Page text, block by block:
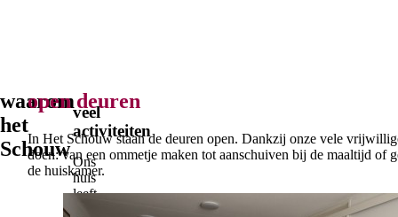
waarom
het
Schouw
veel
activiteiten
Ons
huis
leeft,
open deuren
In Het Schouw staan de deuren open. Dankzij onze vele
doen: van een ommetje maken tot aanschuiven bij de maaltijd of
de huiskamer.